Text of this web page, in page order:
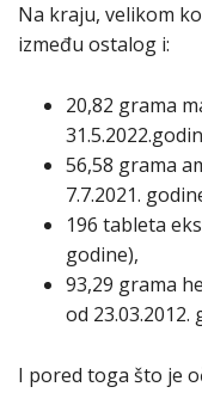
Na kraju, velikom
između ostalog i:
20,82 grama
56,58 grama
7.7.2021.
196 tableta
godine),
93,29 grama
od 23.03.2012.
I pored toga što je